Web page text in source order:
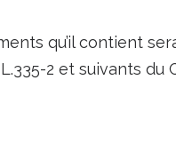
qu’il contient
2 et suivants du